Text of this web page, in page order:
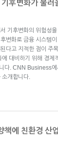
후변화가 불러
기후변화의 위험성
변화로 금융 시스템
다고 지적한 점이 주
대비하기 위해 경제
다. CNN Business에
개합니다.
책에 친환경 산